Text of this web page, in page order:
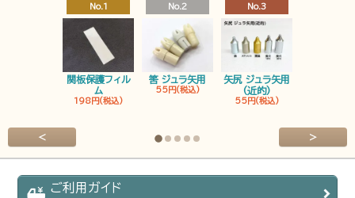
No.1
関板保護フィル
ム
198円(税込)
No.2
筈 ジュラ矢用
55円(税込)
No.3
矢尻 ジュラ矢用
(近的)
55円(税込)
< >
ご利用ガイド